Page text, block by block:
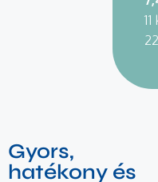
Gyors,
hatékony és